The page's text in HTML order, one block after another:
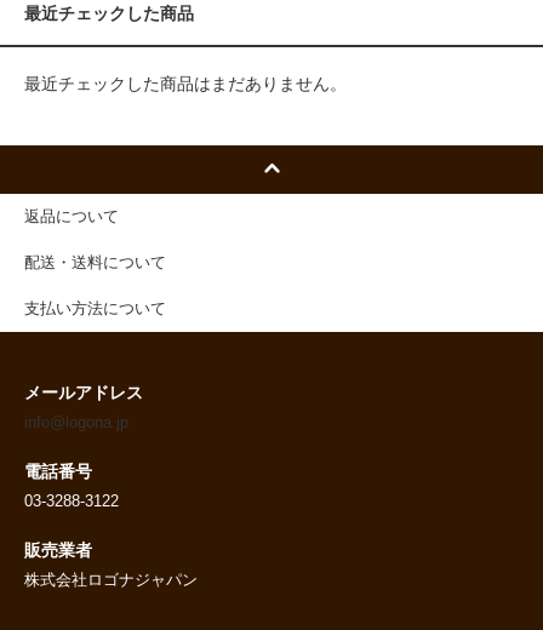
最近チェックした商品
最近チェックした商品はまだありません。
返品について
配送・送料について
支払い方法について
メールアドレス
info@logona.jp
電話番号
03-3288-3122
販売業者
株式会社ロゴナジャパン